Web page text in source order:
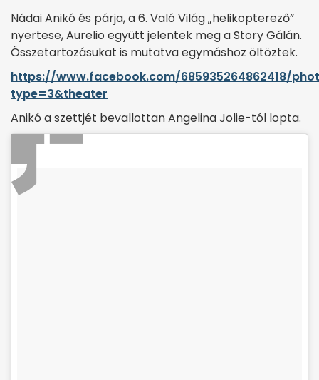
Nádai Anikó és párja, a 6. Való Világ „helikopterező”
nyertese, Aurelio együtt jelentek meg a Story Gálán.
Összetartozásukat is mutatva egymáshoz öltöztek.
https://www.facebook.com/685935264862418/
type=3&theater
Anikó a szettjét bevallottan Angelina Jolie-tól lopta.